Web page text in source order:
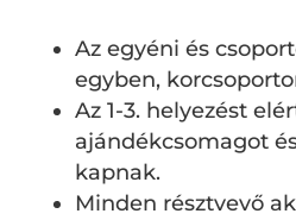
Az egyéni és
egyben,
Az 1-3. helyezést
ajándékcsomagot
kapnak.
Minden résztvevő